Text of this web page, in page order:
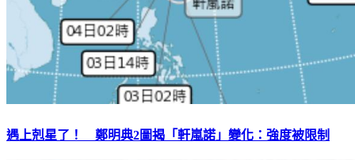
遇上剋星了！ 鄭明典2圖揭「軒嵐諾」變化：強度被限制